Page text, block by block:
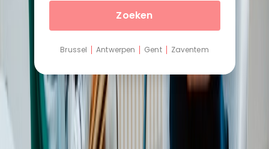
Zoeken
Brussel Antwerpen Gent Zaventem